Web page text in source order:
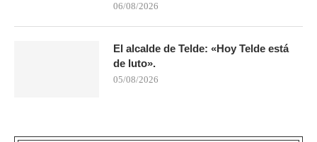
06/08/2026
El alcalde de Telde: «Hoy Telde está
de luto».
05/08/2026